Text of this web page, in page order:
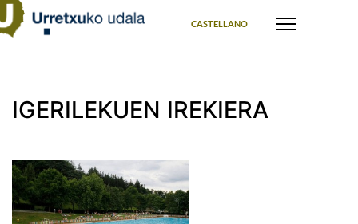
CASTELLANO
IGERILEKUEN IREKIERA